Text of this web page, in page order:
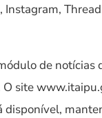
Instagram,
de notícias
site
disponível,